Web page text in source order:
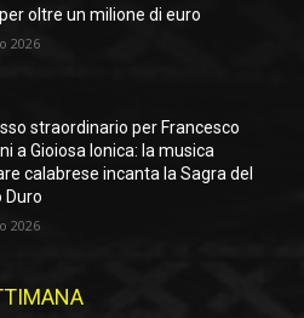
oltre un milione di euro
2026
straordinario per Francesco
a Gioiosa Ionica: la musica
calabrese incanta la Sagra del
Duro
2026